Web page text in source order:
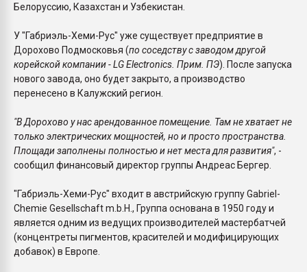
Белоруссию, Казахстан и Узбекистан.
У "Габриэль-Хеми-Рус" уже существует предприятие в
Дорохово Подмосковья (по соседству с заводом другой
корейской компании - LG Electronics. Прим. ПЭ). После запуска
нового завода, оно будет закрыто, а производство
перенесено в Калужский регион.
"В Дорохово у нас арендованное помещение. Там не хватает не
только электрических мощностей, но и просто пространства.
Площади заполнены полностью и нет места для развития", -
сообщил финансовый директор группы Андреас Бергер.
"Габриэль-Хеми-Рус" входит в австрийскую группу Gabriel-
Chemie Gesellschaft m.b.H., Группа основана в 1950 году и
является одним из ведущих производителей мастербатчей
(концентреты пигментов, красителей и модифицирующих
добавок) в Европе.